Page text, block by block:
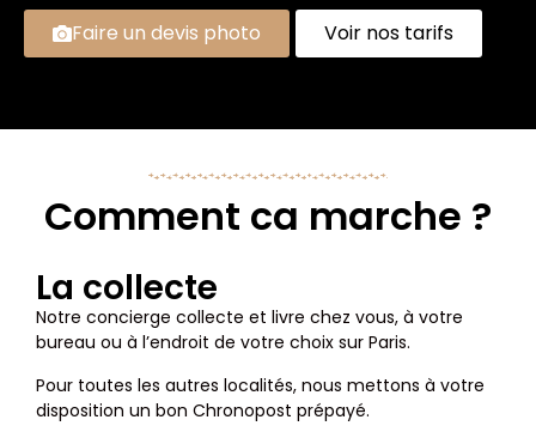
Faire un devis photo Voir nos tarifs
Comment ca marche ?
La collecte
Notre concierge collecte et livre chez vous, à votre
bureau ou à l’endroit de votre choix sur Paris.
Pour toutes les autres localités, nous mettons à votre
disposition un bon Chronopost prépayé.